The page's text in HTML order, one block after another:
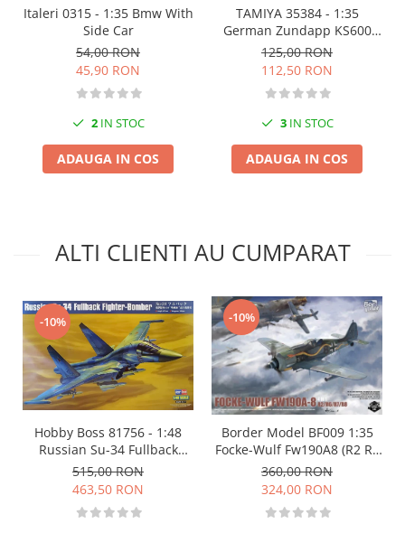
Warpaints Fanatic
Seturi Vopsele
Speedpaint Markers
Accesorii pictura
Markere Metalice
Italeri 0315 - 1:35 Bmw With
Side Car
54,00 RON
45,90 RON
2IN STOC
ADAUGA IN COS
TAMIYA 35384 - 1:35
German Zundapp KS600
Motorcycle and Sidecar
125,00 RON
112,50 RON
3IN STOC
ADAUGA IN COS
ALTI CLIENTI AU CUMPARAT
-10%
Hobby Boss 81756 - 1:48
Russian Su-34 Fullback
Fighter-Bomber
515,00 RON
463,50 RON
-10%
Border Model BF009 1:35
Focke-Wulf Fw190A8 (R2 R6
R7 R8 4IN1)
360,00 RON
324,00 RON